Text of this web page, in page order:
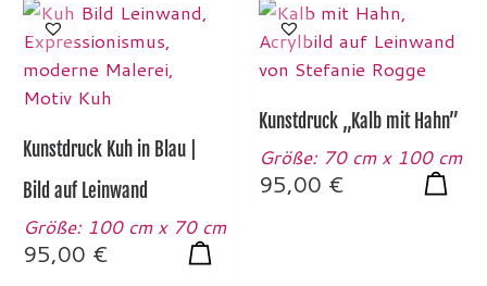
Kunstdruck Kuh in Blau |
Bild auf Leinwand
Größe: 100 cm x 70 cm
95,00 €
Kunstdruck „Kalb mit Hahn”
Größe: 70 cm x 100 cm
95,00 €